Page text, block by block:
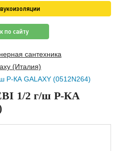
по сайту
сантехника
(Италия)
Р-КА GALAXY (0512N264)
1/2 г/ш Р-КА